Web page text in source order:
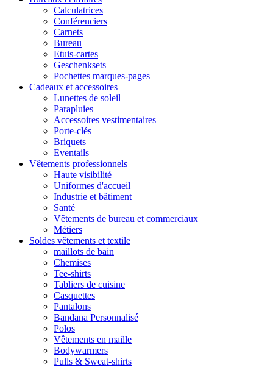
Calculatrices
Conférenciers
Carnets
Bureau
Etuis-cartes
Geschenksets
Pochettes marques-pages
Cadeaux et accessoires
Lunettes de soleil
Parapluies
Accessoires vestimentaires
Porte-clés
Briquets
Eventails
Vêtements professionnels
Haute visibilité
Uniformes d'accueil
Industrie et bâtiment
Santé
Vêtements de bureau et commerciaux
Métiers
Soldes vêtements et textile
maillots de bain
Chemises
Tee-shirts
Tabliers de cuisine
Casquettes
Pantalons
Bandana Personnalisé
Polos
Vêtements en maille
Bodywarmers
Pulls & Sweat-shirts